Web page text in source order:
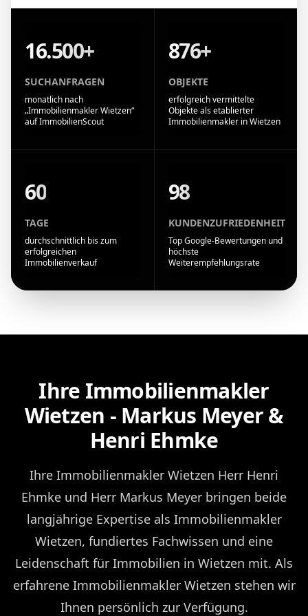
16.500+
SUCHANFRAGEN
monatlich nach
„Immobilienmakler Wietzen“
auf ImmobilienScout
876+
OBJEKTE
erfolgreich vermittelte
Objekte als etablierter
Immobilienmakler in Wietzen
60
TAGE
durchschnittlich bis zum
erfolgreichen
Immobilienverkauf
98
KUNDENZUFRIEDENHEIT
Top Google-Bewertungen und
höchste
Weiterempfehlungsrate
Ihre Immobilienmakler
Wietzen - Markus Meyer &
Henri Ehmke
Ihre Immobilienmakler Wietzen Herr Henri
Ehmke und Herr Markus Meyer bringen beide
langjährige Expertise als Immobilienmakler
Wietzen, fundiertes Fachwissen und eine
Leidenschaft für Immobilien in Wietzen mit. Als
erfahrene Immobilienmakler Wietzen stehen wir
Ihnen persönlich zur Verfügung.